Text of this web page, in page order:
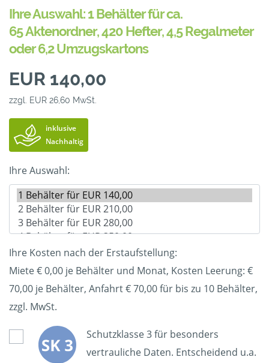
Ihre Auswahl: 1 Behälter für ca.
65 Aktenordner, 420 Hefter, 4,5 Regalmeter
oder 6,2 Umzugskartons
EUR 140,00
zzgl. EUR 26,60 MwSt.
inklusive
Nachhaltig
Ihre Auswahl:
Ihre Kosten nach der Erstaufstellung:
Miete € 0,00 je Behälter und Monat, Kosten Leerung: €
70,00 je Behälter, Anfahrt € 70,00 für bis zu 10 Behälter,
zzgl. MwSt.
Schutzklasse 3 für besonders
vertrauliche Daten. Entscheidend u.a.